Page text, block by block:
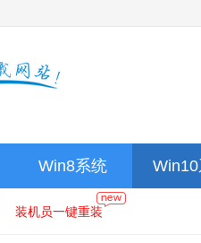
Win8系统
装机员一键重装